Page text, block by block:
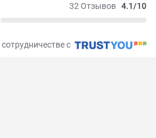
32 Отзывов 4.1/10
сотрудничестве с